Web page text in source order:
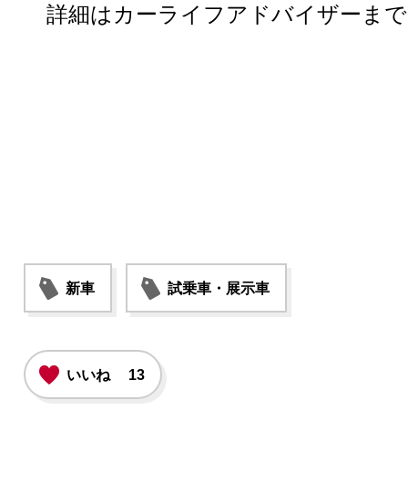
詳細はカーライフアドバイザーま
新車 試乗車・展示車
いいね 13